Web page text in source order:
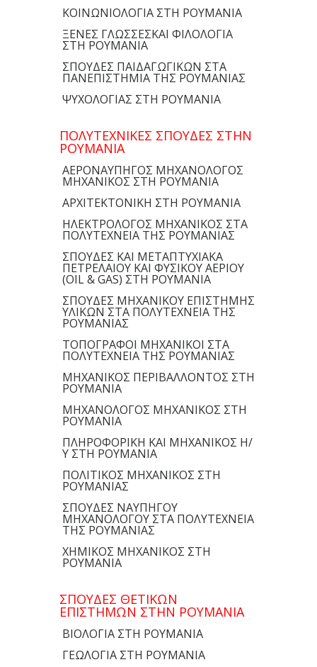
ΚΟΙΝΩΝΙΟΛΟΓΙΑ ΣΤΗ ΡΟΥΜΑΝΙΑ
ΞΕΝΕΣ ΓΛΩΣΣΕΣΚΑΙ ΦΙΛΟΛΟΓΙΑ
ΣΤΗ ΡΟΥΜΑΝΙΑ
ΣΠΟΥΔΕΣ ΠΑΙΔΑΓΩΓΙΚΩΝ ΣΤΑ
ΠΑΝΕΠΙΣΤΗΜΙΑ ΤΗΣ ΡΟΥΜΑΝΙΑΣ
ΨΥΧΟΛΟΓΙΑΣ ΣΤΗ ΡΟΥΜΑΝΙΑ
ΠΟΛΥΤΕΧΝΙΚΕΣ ΣΠΟΥΔΕΣ ΣΤΗΝ
ΡΟΥΜΑΝΙΑ
ΑΕΡΟΝΑΥΠΗΓΟΣ ΜΗΧΑΝΟΛΟΓΟΣ
ΜΗΧΑΝΙΚΟΣ ΣΤΗ ΡΟΥΜΑΝΙΑ
ΑΡΧΙΤΕΚΤΟΝΙΚΗ ΣΤΗ ΡΟΥΜΑΝΙΑ
ΗΛΕΚΤΡΟΛΟΓΟΣ ΜΗΧΑΝΙΚΟΣ ΣΤΑ
ΠΟΛΥΤΕΧΝΕΙΑ ΤΗΣ ΡΟΥΜΑΝΙΑΣ
ΣΠΟΥΔΕΣ ΚΑΙ ΜΕΤΑΠΤΥΧΙΑΚΑ
ΠΕΤΡΕΛΑΙΟΥ ΚΑΙ ΦΥΣΙΚΟΥ ΑΕΡΙΟΥ
(OIL & GAS) ΣΤΗ ΡΟΥΜΑΝΙΑ
ΣΠΟΥΔΕΣ ΜΗΧΑΝΙΚΟΥ ΕΠΙΣΤΗΜΗΣ
ΥΛΙΚΩΝ ΣΤΑ ΠΟΛΥΤΕΧΝΕΙΑ ΤΗΣ
ΡΟΥΜΑΝΙΑΣ
ΤΟΠΟΓΡΑΦΟΙ ΜΗΧΑΝΙΚΟΙ ΣΤΑ
ΠΟΛΥΤΕΧΝΕΙΑ ΤΗΣ ΡΟΥΜΑΝΙΑΣ
ΜΗΧΑΝΙΚΟΣ ΠΕΡΙΒΑΛΛΟΝΤΟΣ ΣΤΗ
ΡΟΥΜΑΝΙΑ
ΜΗΧΑΝΟΛΟΓΟΣ ΜΗΧΑΝΙΚΟΣ ΣΤΗ
ΡΟΥΜΑΝΙΑ
ΠΛΗΡΟΦΟΡΙΚΗ ΚΑΙ ΜΗΧΑΝΙΚΟΣ Η/
Υ ΣΤΗ ΡΟΥΜΑΝΙΑ
ΠΟΛΙΤΙΚΟΣ ΜΗΧΑΝΙΚΟΣ ΣΤΗ
ΡΟΥΜΑΝΙΑΣ
ΣΠΟΥΔΕΣ ΝΑΥΠΗΓΟΥ
ΜΗΧΑΝΟΛΟΓΟΥ ΣΤΑ ΠΟΛΥΤΕΧΝΕΙΑ
ΤΗΣ ΡΟΥΜΑΝΙΑΣ
ΧΗΜΙΚΟΣ ΜΗΧΑΝΙΚΟΣ ΣΤΗ
ΡΟΥΜΑΝΙΑ
ΣΠΟΥΔΕΣ ΘΕΤΙΚΩΝ
ΕΠΙΣΤΗΜΩΝ ΣΤΗΝ ΡΟΥΜΑΝΙΑ
ΒΙΟΛΟΓΙΑ ΣΤΗ ΡΟΥΜΑΝΙΑ
ΓΕΩΛΟΓΙΑ ΣΤΗ ΡΟΥΜΑΝΙΑ